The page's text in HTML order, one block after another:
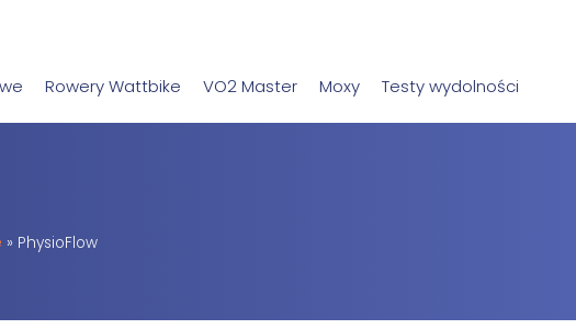
Rowery Wattbike VO2 Master Moxy Testy wydolności
» PhysioFlow